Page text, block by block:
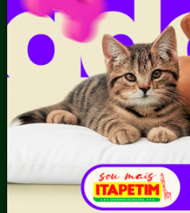
Obras Públicas
Planejamento e
Prestação de Contas
Recursos Humanos
Ouvidoria
Manifestação
Atendimento via WhatsApp